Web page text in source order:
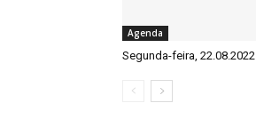
Agenda
Segunda-feira, 22.08.2022